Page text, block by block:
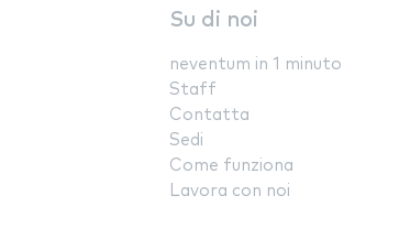
Su di noi
neventum in 1 minuto
Staff
Contatta
Sedi
Come funziona
Lavora con noi